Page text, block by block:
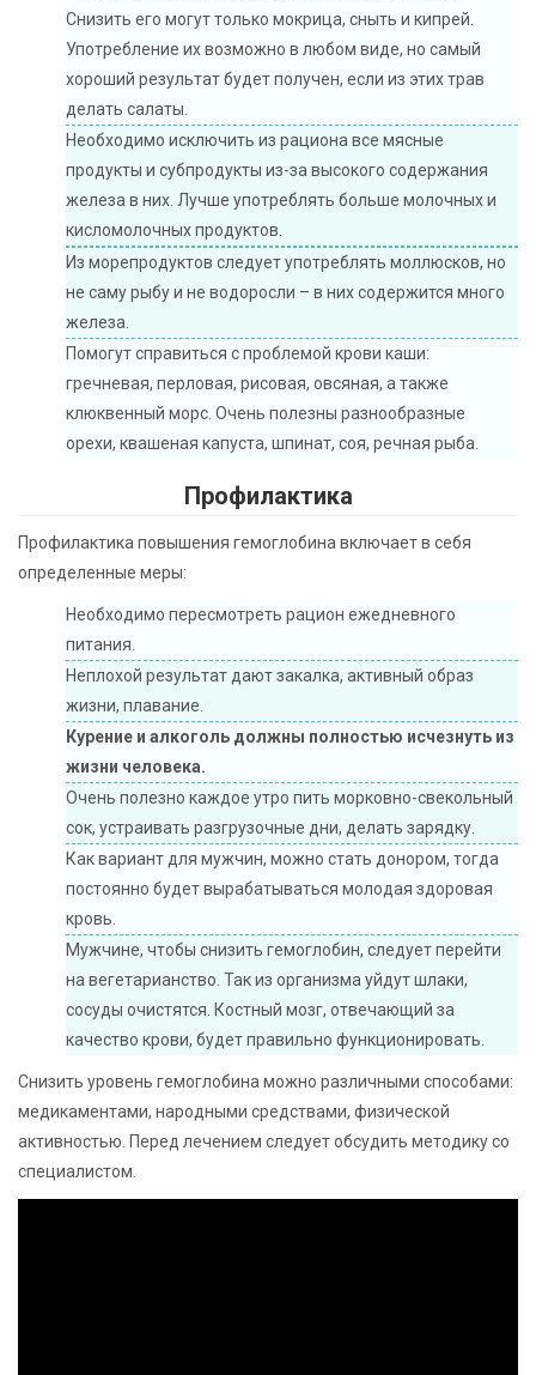
Снизить его могут только мокрица, сныть и кипрей.
Употребление их возможно в любом виде, но самый
хороший результат будет получен, если из этих трав
делать салаты.
Необходимо исключить из рациона все мясные
продукты и субпродукты из-за высокого содержания
железа в них. Лучше употреблять больше молочных и
кисломолочных продуктов.
Из морепродуктов следует употреблять моллюсков, но
не саму рыбу и не водоросли – в них содержится много
железа.
Помогут справиться с проблемой крови каши:
гречневая, перловая, рисовая, овсяная, а также
клюквенный морс. Очень полезны разнообразные
орехи, квашеная капуста, шпинат, соя, речная рыба.
Профилактика
Профилактика повышения гемоглобина включает в себя
определенные меры:
Необходимо пересмотреть рацион ежедневного
питания.
Неплохой результат дают закалка, активный образ
жизни, плавание.
Курение и алкоголь должны полностью исчезнуть из
жизни человека.
Очень полезно каждое утро пить морковно-свекольный
сок, устраивать разгрузочные дни, делать зарядку.
Как вариант для мужчин, можно стать донором, тогда
постоянно будет вырабатываться молодая здоровая
кровь.
Мужчине, чтобы снизить гемоглобин, следует перейти
на вегетарианство. Так из организма уйдут шлаки,
сосуды очистятся. Костный мозг, отвечающий за
качество крови, будет правильно функционировать.
Снизить уровень гемоглобина можно различными способами:
медикаментами, народными средствами, физической
активностью. Перед лечением следует обсудить методику со
специалистом.